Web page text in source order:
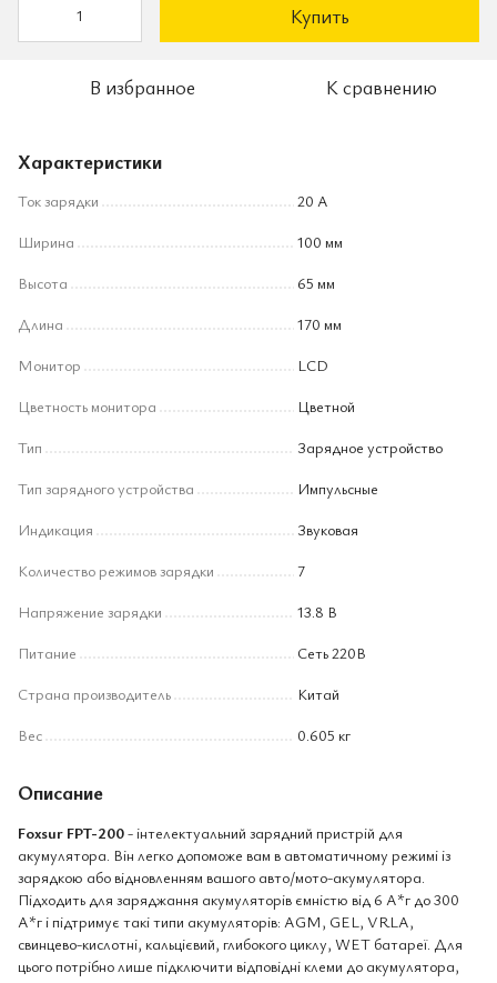
Купить
В избранное К сравнению
Характеристики
Ток зарядки
20 А
Ширина
100 мм
Высота
65 мм
Длина
170 мм
Монитор
LCD
Цветность монитора
Цветной
Тип
Зарядное устройство
Тип зарядного устройства
Импульсные
Индикация
Звуковая
Количество режимов зарядки
7
Напряжение зарядки
13.8 В
Питание
Сеть 220В
Страна производитель
Китай
Вес
0.605 кг
Описание
Foxsur FPT-200- інтелектуальний зарядний пристрій для
акумулятора. Він легко допоможе вам в автоматичному режимі із
зарядкою або відновленням вашого авто/мото-акумулятора.
Підходить для заряджання акумуляторів ємністю від 6 А*г до 300
А*г і підтримує такі типи акумуляторів: AGM, GEL, VRLA,
свинцево-кислотні, кальцієвий, глибокого циклу, WET батареї. Для
цього потрібно лише підключити відповідні клеми до акумулятора,